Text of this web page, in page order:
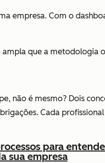
empresa. Com o
que a metodologia
não é mesmo? Dois
Cada
para
sua empresa